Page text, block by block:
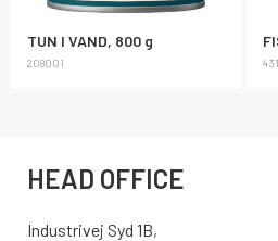
TUN I VAND, 800 g
208001
HEAD OFFICE
Industrivej Syd 1B,